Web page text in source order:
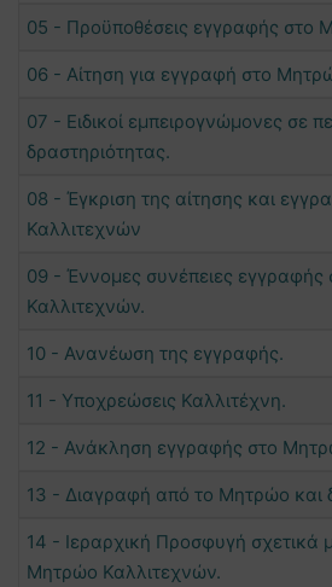
05 - Προϋποθέσεις εγγραφής στο
06 - Αίτηση για εγγραφή στο
07 - Ειδικοί εμπειρογνώμονες σε
δραστηριότητας.
08 - Έγκριση της αίτησης και
Καλλιτεχνών
09 - Έννομες συνέπειες
Καλλιτεχνών.
10 - Ανανέωση της εγγραφής.
11 - Υποχρεώσεις Καλλιτέχνη.
12 - Ανάκληση εγγραφής στο
13 - Διαγραφή από το Μητρώο και
14 - Ιεραρχική Προσφυγή σχετικά
Μητρώο Καλλιτεχνών.